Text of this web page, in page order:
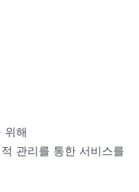
위해
관리를 통한 서비스를